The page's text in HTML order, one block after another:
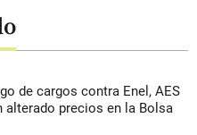
de cargos contra Enel, AES
alterado precios en la Bolsa